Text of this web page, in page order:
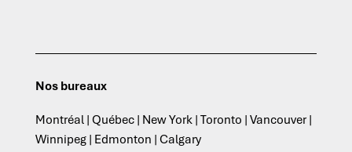
Nos bureaux
Montréal | Québec | New York | Toronto | Vancouver |
Winnipeg | Edmonton | Calgary